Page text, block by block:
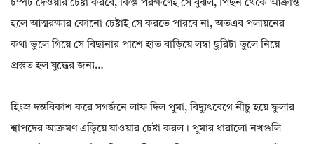
চম্পট দেওয়ার চেষ্টা করবে, কিন্তু পরক্ষণেই সে বুঝল, পিছন থেকে আক্রান্ত
হলে আত্মরক্ষার কোনো চেষ্টাই সে করতে পারবে না, অতএব পলায়নের
কথা ভুলে গিয়ে সে বিছানার পাশে হাত বাড়িয়ে লম্বা ছুরিটা তুলে নিয়ে
প্রস্তুত হল যুদ্ধের জন্য…
হিংস্র দন্তবিকাশ করে সগর্জনে লাফ দিল পুমা, বিদ্যুৎবেগে নীচু হয়ে ফুলার
শ্বাপদের আক্রমণ এড়িয়ে যাওয়ার চেষ্টা করল। পুমার ধারালো নখগুলি